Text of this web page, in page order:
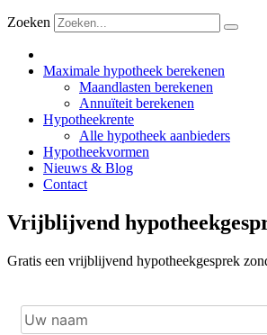
Zoeken
Maximale hypotheek berekenen
Maandlasten berekenen
Annuïteit berekenen
Hypotheekrente
Alle hypotheek aanbieders
Hypotheekvormen
Nieuws & Blog
Contact
Vrijblijvend
Gratis een vrijblijvend hypotheekgesprek